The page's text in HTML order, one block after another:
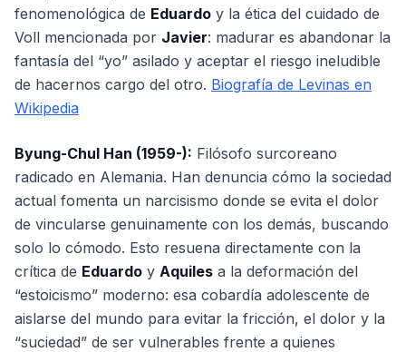
fenomenológica de Eduardo y la ética del cuidado de
Voll mencionada por Javier: madurar es abandonar la
fantasía del “yo” asilado y aceptar el riesgo ineludible
de hacernos cargo del otro. Biografía de Levinas en
Wikipedia
Byung-Chul Han (1959-): Filósofo surcoreano
radicado en Alemania. Han denuncia cómo la sociedad
actual fomenta un narcisismo donde se evita el dolor
de vincularse genuinamente con los demás, buscando
solo lo cómodo. Esto resuena directamente con la
crítica de Eduardo y Aquiles a la deformación del
“estoicismo” moderno: esa cobardía adolescente de
aislarse del mundo para evitar la fricción, el dolor y la
“suciedad” de ser vulnerables frente a quienes